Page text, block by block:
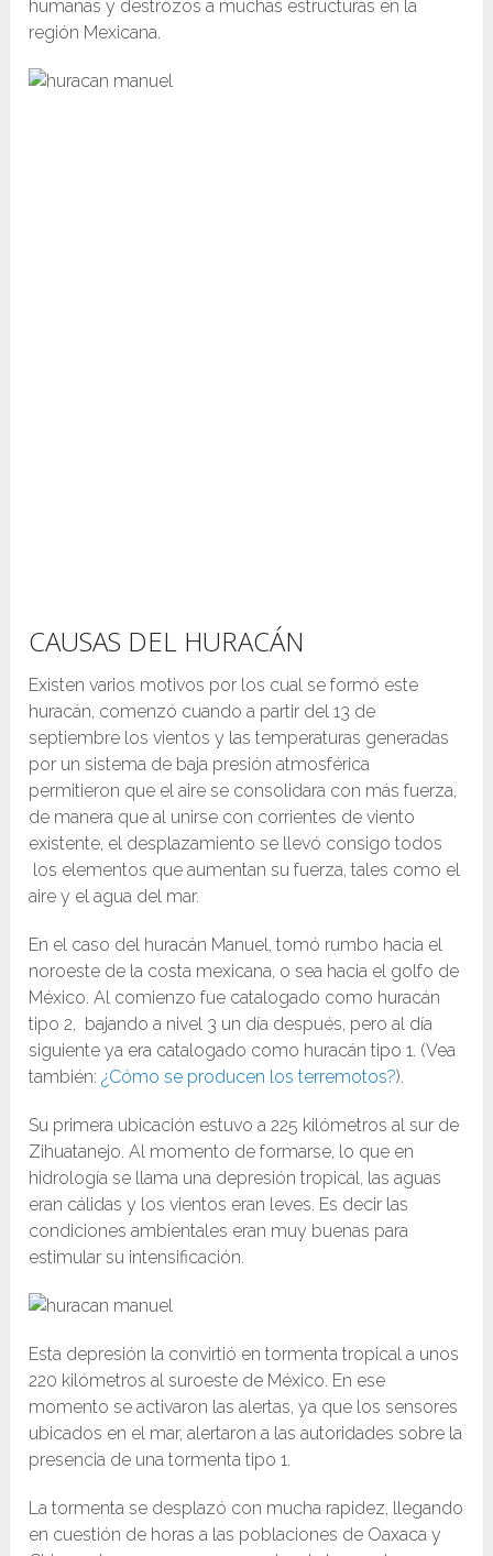
humanas y destrozos a muchas estructuras en la
región Mexicana.
CAUSAS DEL HURACÁN
Existen varios motivos por los cual se formó este
huracán, comenzó cuando a partir del 13 de
septiembre los vientos y las temperaturas generadas
por un sistema de baja presión atmosférica
permitieron que el aire se consolidara con más fuerza,
de manera que al unirse con corrientes de viento
existente, el desplazamiento se llevó consigo todos
los elementos que aumentan su fuerza, tales como el
aire y el agua del mar.
En el caso del huracán Manuel, tomó rumbo hacia el
noroeste de la costa mexicana, o sea hacia el golfo de
México. Al comienzo fue catalogado como huracán
tipo 2, bajando a nivel 3 un día después, pero al día
siguiente ya era catalogado como huracán tipo 1. (Vea
también:¿Cómo se producen los terremotos?).
Su primera ubicación estuvo a 225 kilómetros al sur de
Zihuatanejo. Al momento de formarse, lo que en
hidrología se llama una depresión tropical, las aguas
eran cálidas y los vientos eran leves. Es decir las
condiciones ambientales eran muy buenas para
estimular su intensificación.
Esta depresión la convirtió en tormenta tropical a unos
220 kilómetros al suroeste de México. En ese
momento se activaron las alertas, ya que los sensores
ubicados en el mar, alertaron a las autoridades sobre la
presencia de una tormenta tipo 1.
La tormenta se desplazó con mucha rapidez, llegando
en cuestión de horas a las poblaciones de Oaxaca y